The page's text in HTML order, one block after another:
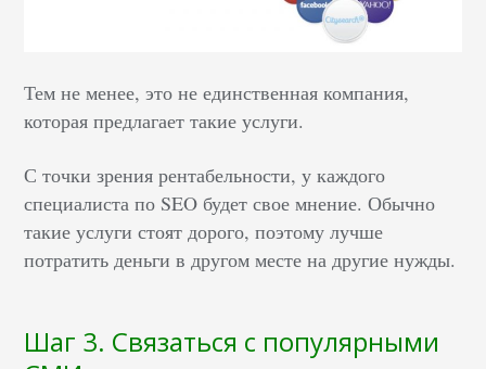
Тем не менее, это не единственная компания,
которая предлагает такие услуги.
С точки зрения рентабельности, у каждого
специалиста по SEO будет свое мнение. Обычно
такие услуги стоят дорого, поэтому лучше
потратить деньги в другом месте на другие нужды.
Шаг 3. Связаться с популярными